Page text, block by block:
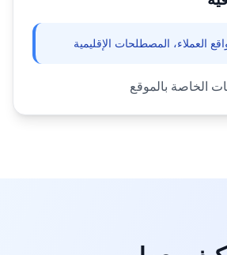
العملاء، المصطلحات الإقليمية
الخاصة بالموقع